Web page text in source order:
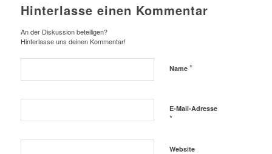
Hinterlasse einen Kommentar
An der Diskussion beteiligen?
Hinterlasse uns deinen Kommentar!
Name *
E-Mail-Adresse
*
Website